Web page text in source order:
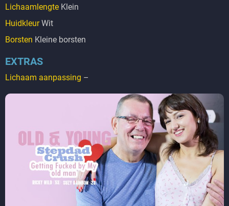
Lichaamlengte Klein
HuidkleurWit
Borsten Kleine borsten
EXTRAS
Lichaam aanpassing –